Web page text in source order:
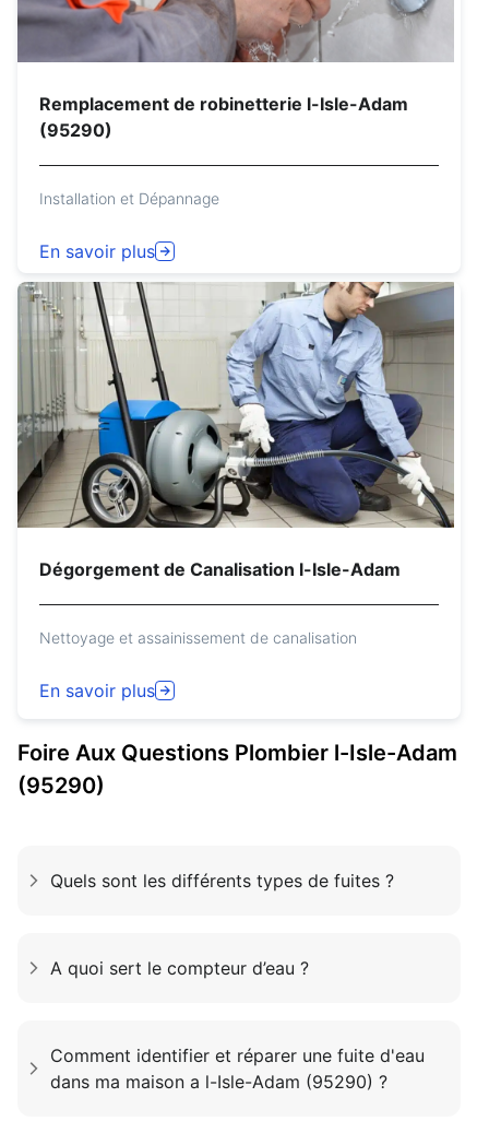
Remplacement de robinetterie l-Isle-Adam
(95290)
Installation et Dépannage
En savoir plus
Dégorgement de Canalisation l-Isle-Adam
Nettoyage et assainissement de canalisation
En savoir plus
Foire Aux Questions Plombier l-Isle-Adam
(95290)
Quels sont les différents types de fuites ?
A quoi sert le compteur d’eau ?
Comment identifier et réparer une fuite d'eau
dans ma maison a l-Isle-Adam (95290) ?